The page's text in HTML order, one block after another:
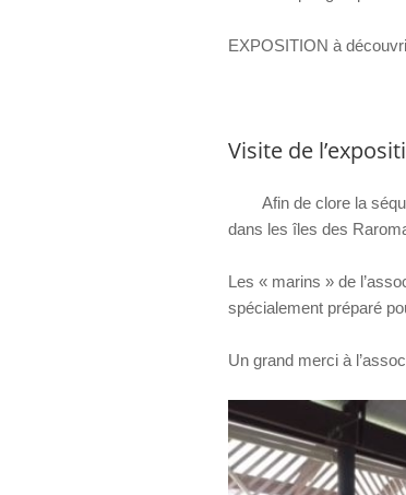
EXPOSITION à
Visite de
Afin de clore la
dans les îles des
Les « marins » de
spécialement préparé
Un grand merci à